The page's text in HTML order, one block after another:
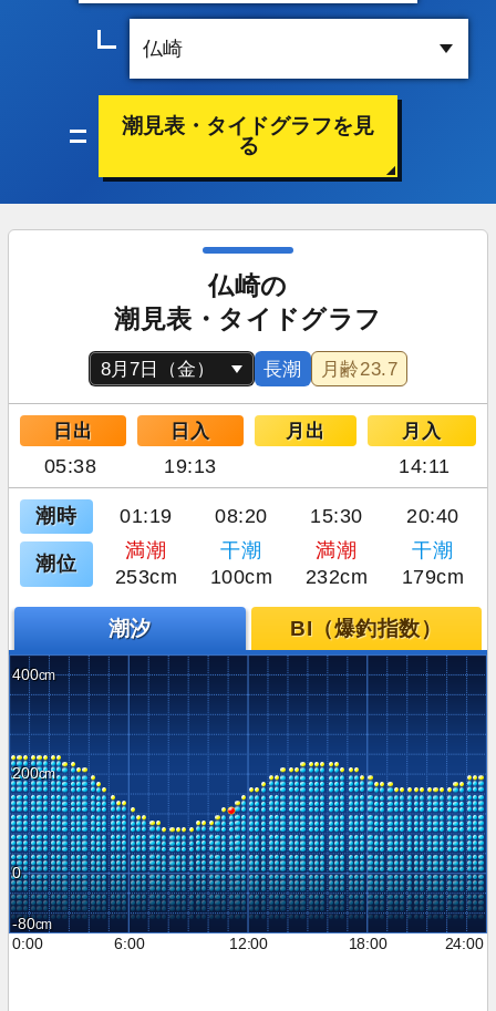
潮見表・タイドグラフを見
る
仏崎の
潮見表・タイドグラフ
長潮 月齢23.7
日出 日入 月出 月入
05:38 19:13 14:11
潮時 01:19 08:20 15:30 20:40
潮位
満潮 干潮 満潮
干潮
253cm
100cm 232cm 179cm
潮汐 BI（爆釣指数）
400
200
0
-80
0:00
6:00 12:00 18:00 24:00